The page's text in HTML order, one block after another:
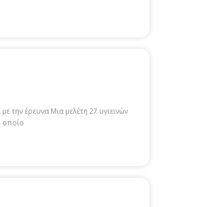
την έρευνα Μια μελέτη 27 υγιεινών
οποίο